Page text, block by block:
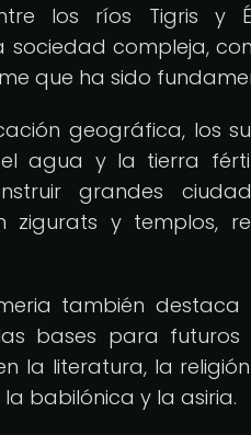
los ríos Tigris y
sociedad compleja,
que ha sido
geográfica, los
agua y la tierra
grandes
zigurats y templos,
también
bases para
la literatura, la
babilónica y la asiria.